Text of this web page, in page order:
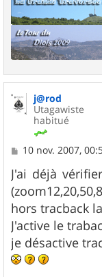
j@rod
Utagawiste
habitué
M
s
s
a
g
e
10 nov. 2007,
J'ai déjà
hors tracback
J'active le
je désactive